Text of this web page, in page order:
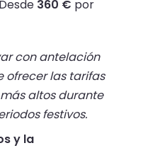
360 € por
con antelación
ofrecer las tarifas
altos durante
festivos.
y la